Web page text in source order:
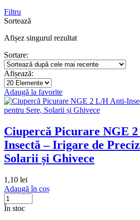
Filtru
Sortează
Afișez singurul rezultat
Sortare:
Afișează:
Adaugă la favorite
Ciupercă Picurare NGE
Insectă – Irigare de
Solarii și Ghivece
1,10 lei
Adaugă în coș
În stoc